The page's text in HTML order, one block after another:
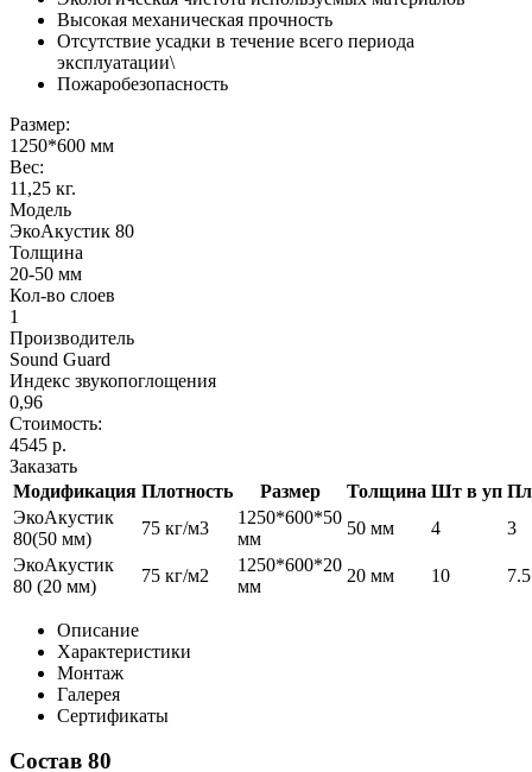
Высокая механическая прочность
Отсутствие усадки в течение всего периода
эксплуатации\
Пожаробезопасность
Размер:
1250*600 мм
Вес:
11,25 кг.
Модель
ЭкоАкустик 80
Толщина
20-50 мм
Кол-во слоев
1
Производитель
Sound Guard
Индекс звукопоглощения
0,96
Стоимость:
4545 р.
Заказать
Модификация Плотность Размер Толщина Шт в уп
ЭкоАкустик
80(50 мм)
75 кг/м3
1250*600*50
мм
50 мм 4
3
ЭкоАкустик
80 (20 мм)
75 кг/м2
1250*600*20
мм
20 мм 10 7.5
Описание
Характеристики
Монтаж
Галерея
Сертификаты
Состав 80